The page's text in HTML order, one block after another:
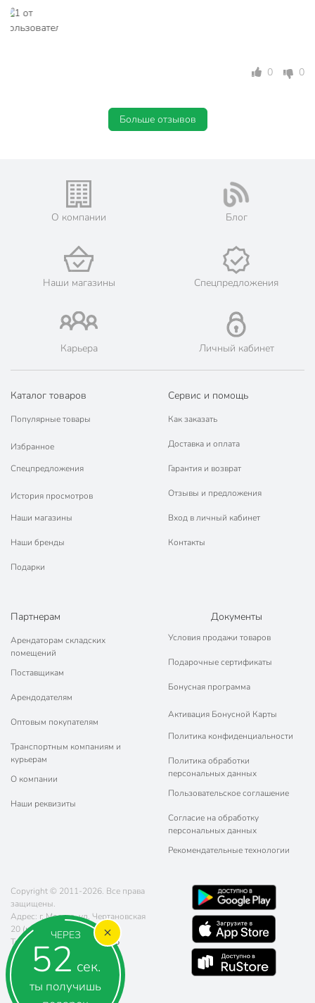
ЧЕРЕЗ
52 сек.
ты получишь
0 0
Больше отзывов
О компании Блог
Наши магазины Спецпредложения
Карьера Личный кабинет
Каталог товаров
Популярные товары
Избранное
Спецпредложения
История просмотров
Наши магазины
Наши бренды
Подарки
Сервис и помощь
Как заказать
Доставка и оплата
Гарантия и возврат
Отзывы и предложения
Вход в личный кабинет
Контакты
Партнерам
Арендаторам складских
помещений
Поставщикам
Арендодателям
Оптовым покупателям
Транспортным компаниям и
курьерам
О компании
Наши реквизиты
Документы
Условия продажи товаров
Подарочные сертификаты
Бонусная программа
Активация Бонусной Карты
Политика конфиденциальности
Политика обработки
персональных данных
Пользовательское соглашение
Согласие на обработку
персональных данных
Рекомендательные технологии
Copyright © 2011-2026. Все права
защищены.
Адрес: г. Москва, ул. Чертановская
20 (метро Южная)
Телефон:
8 (800) 770-77-06
Почта:sales@poryadok.ru